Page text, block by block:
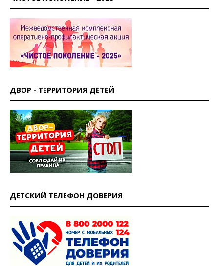
ДВОР - ТЕРРИТОРИЯ ДЕТЕЙ
ДЕТСКИЙ ТЕЛЕФОН ДОВЕРИЯ